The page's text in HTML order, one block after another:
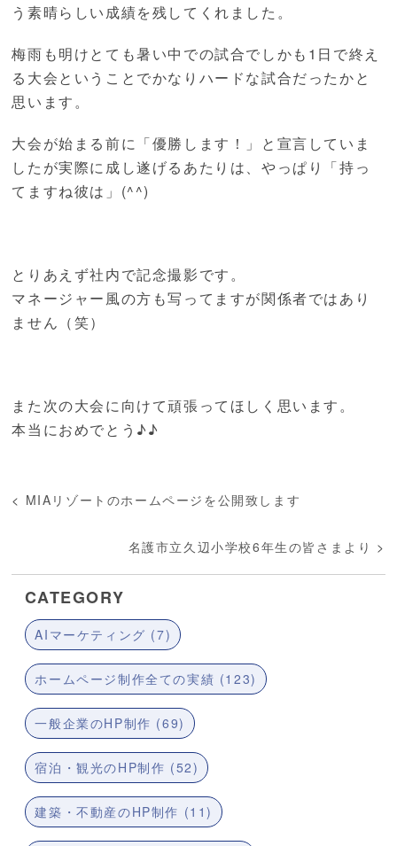
う素晴らしい成績を残してくれました。
梅雨も明けとても暑い中での試合でしかも1日で終え
る大会ということでかなりハードな試合だったかと
思います。
大会が始まる前に「優勝します！」と宣言していま
したが実際に成し遂げるあたりは、やっぱり「持っ
てますね彼は」(^^)
とりあえず社内で記念撮影です。
マネージャー風の方も写ってますが関係者ではあり
ません（笑）
また次の大会に向けて頑張ってほしく思います。
本当におめでとう♪♪
< MIAリゾートのホームページを公開致します
名護市立久辺小学校6年生の皆さまより >
CATEGORY
AIマーケティング (7)
ホームページ制作全ての実績 (123)
一般企業のHP制作 (69)
宿泊・観光のHP制作 (52)
建築・不動産のHP制作 (11)